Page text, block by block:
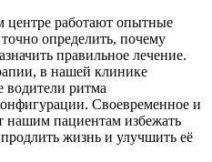
работают опытные
определить, почему
правильное лечение.
в нашей клинике
водители ритма
Своевременное и
нашим пациентам избежать
жизнь и улучшить её